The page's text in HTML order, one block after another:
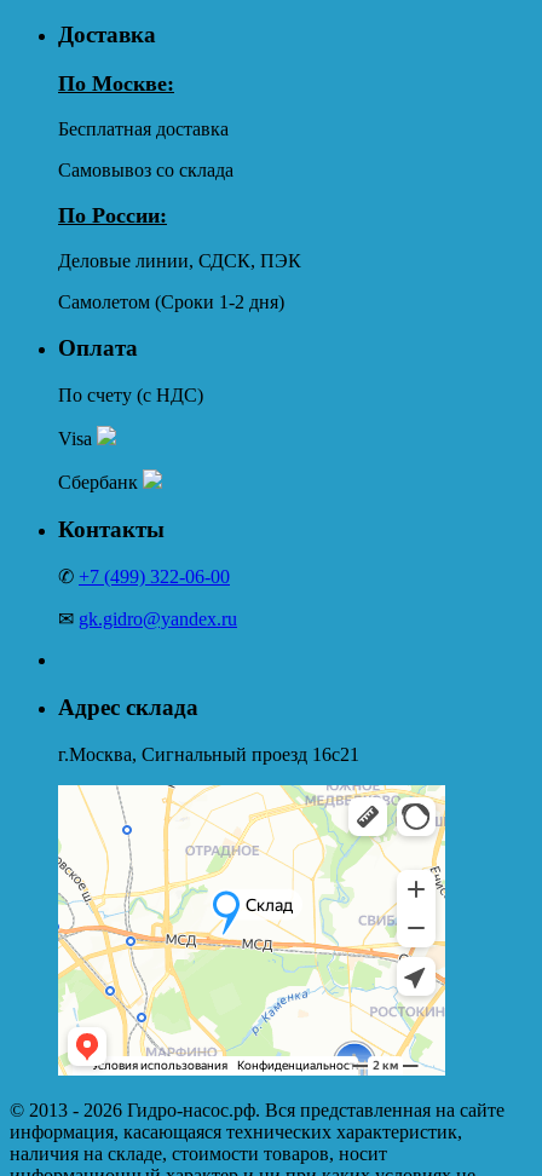
Доставка
По Москве:
Бесплатная доставка
Самовывоз со склада
По России:
Деловые линии, СДСК, ПЭК
Самолетом (Сроки 1-2 дня)
Оплата
По счету (с НДС)
Visa
Сбербанк
Контакты
✆ +7 (499) 322-06-00
✉ gk.gidro@yandex.ru
Адрес склада
г.Москва, Сигнальный проезд 16с21
© 2013 - 2026 Гидро-насос.рф. Вся представленная на сайте
информация, касающаяся технических характеристик,
наличия на складе, стоимости товаров, носит